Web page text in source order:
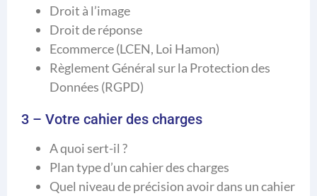
Droit à l’image
Droit de réponse
Ecommerce (LCEN, Loi Hamon)
Règlement Général sur la Protection des
Données (RGPD)
3 – Votre cahier des charges
A quoi sert-il ?
Plan type d’un cahier des charges
Quel niveau de précision avoir dans un cahier